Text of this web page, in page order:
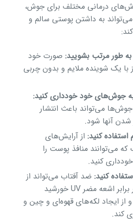
روش‌های درمانی مختلف برای جوش،
به داشتن پوستی سالم و
طور مرتب بشویید:صورت خود
با یک شوینده ملایم و بدون چربی
جوش‌های خود خودداری کنید:
می‌تواند باعث انتشار
شدن آنها شود.
استفاده کنید:از آرایش‌های
می‌توانند منافذ پوست را
کنید.
کنید:ضد آفتاب می‌تواند از
پوست شما در برابر اشعه مضر UV خورشید
ایجاد لکه‌های قهوه‌ای و چین و
کند.